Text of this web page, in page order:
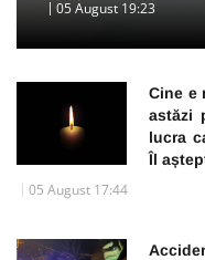
05 August 19:23
Cine e
astăzi
lucra
Îl
05 August 17:44